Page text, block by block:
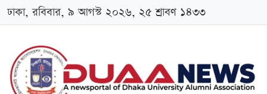
ঢাকা, রবিবার, ৯ আগস্ট ২০২৬, ২৫ শ্রাবণ ১৪৩৩